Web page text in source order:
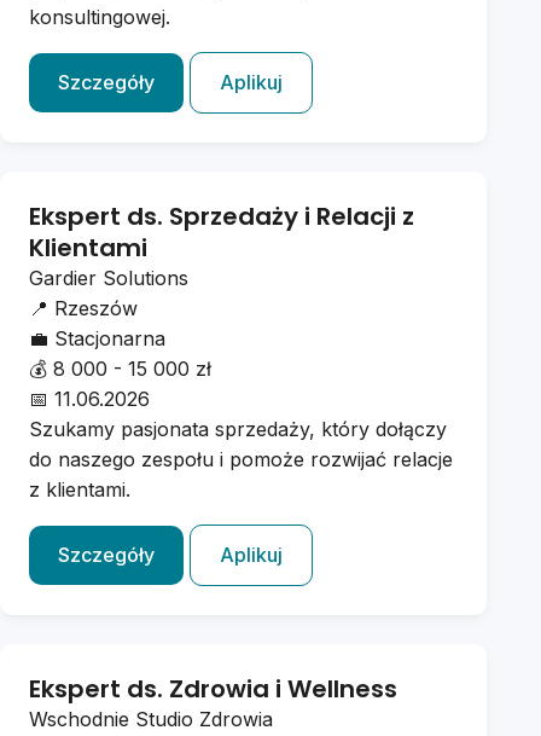
konsultingowej.
Szczegóły Aplikuj
Ekspert ds. Sprzedaży i Relacji z
Klientami
Gardier Solutions
📍 Rzeszów
💼 Stacjonarna
💰 8 000 - 15 000 zł
📅 11.06.2026
Szukamy pasjonata sprzedaży, który dołączy
do naszego zespołu i pomoże rozwijać relacje
z klientami.
Szczegóły Aplikuj
Ekspert ds. Zdrowia i Wellness
Wschodnie Studio Zdrowia